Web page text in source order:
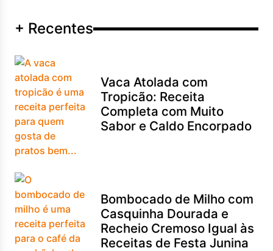
+ Recentes
Vaca Atolada com
Tropicão: Receita
Completa com Muito
Sabor e Caldo Encorpado
Bombocado de Milho com
Casquinha Dourada e
Recheio Cremoso Igual às
Receitas de Festa Junina